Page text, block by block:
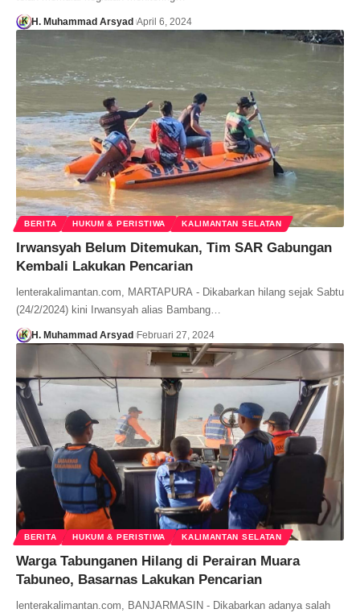
H. Muhammad Arsyad April 6, 2024
BERITA HUKUM & PERISTIWA KALIMANTAN SELATAN
Irwansyah Belum Ditemukan, Tim SAR Gabungan
Kembali Lakukan Pencarian
lenterakalimantan.com, MARTAPURA - Dikabarkan hilang sejak Sabtu
(24/2/2024) kini Irwansyah alias Bambang…
H. Muhammad Arsyad Februari 27, 2024
BERITA HUKUM & PERISTIWA KALIMANTAN SELATAN
Warga Tabunganen Hilang di Perairan Muara
Tabuneo, Basarnas Lakukan Pencarian
lenterakalimantan.com, BANJARMASIN - Dikabarkan adanya salah